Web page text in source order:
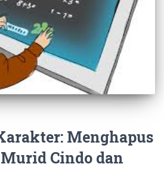
Menghapus
Cindo dan